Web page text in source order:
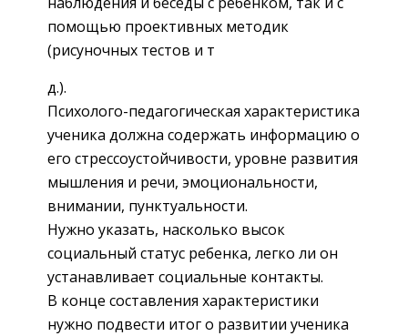
помощью проективных методик
(рисуночных тестов и т
д.).
Психолого-педагогическая характеристика
ученика должна содержать информацию о
его стрессоустойчивости, уровне развития
мышления и речи, эмоциональности,
внимании, пунктуальности.
Нужно указать, насколько высок
социальный статус ребенка, легко ли он
устанавливает социальные контакты.
В конце составления характеристики
нужно подвести итог о развитии ученика